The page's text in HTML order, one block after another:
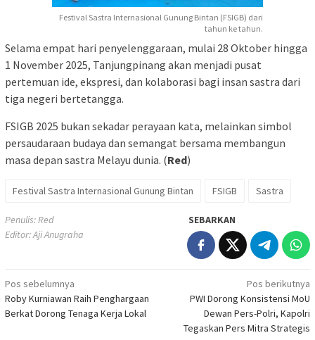
Festival Sastra Internasional Gunung Bintan (FSIGB) dari
tahun ke tahun.
Selama empat hari penyelenggaraan, mulai 28 Oktober hingga
1 November 2025, Tanjungpinang akan menjadi pusat
pertemuan ide, ekspresi, dan kolaborasi bagi insan sastra dari
tiga negeri bertetangga.
FSIGB 2025 bukan sekadar perayaan kata, melainkan simbol
persaudaraan budaya dan semangat bersama membangun
masa depan sastra Melayu dunia. (Red)
Festival Sastra Internasional Gunung Bintan FSIGB Sastra
Penulis: Red
Editor: Aji Anugraha
SEBARKAN
Navigasi
pos
Pos sebelumnya
Roby Kurniawan Raih Penghargaan
Berkat Dorong Tenaga Kerja Lokal
Pos berikutnya
PWI Dorong Konsistensi MoU
Dewan Pers-Polri, Kapolri
Tegaskan Pers Mitra Strategis